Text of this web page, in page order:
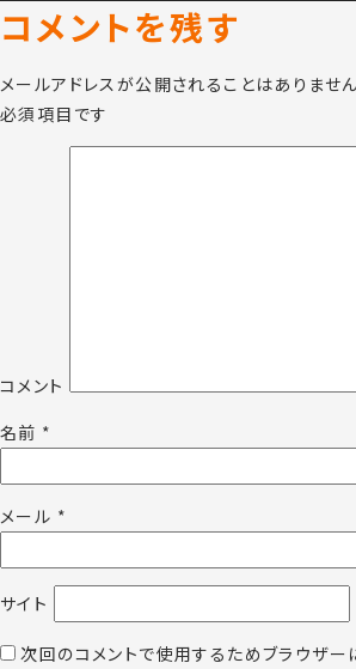
コメントを残す
メールアドレスが公開されることはありません
必須項目です
コメント
名前 *
メール *
サイト
次回のコメントで使用するためブラウザー